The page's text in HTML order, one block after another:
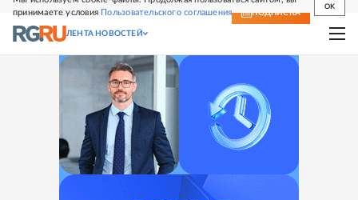
принимаете условия Пользовательского соглашения
OK
СВЕЖИЙ НОМЕР ПОДПИСКА
ЛЕНТА НОВОСТЕЙ